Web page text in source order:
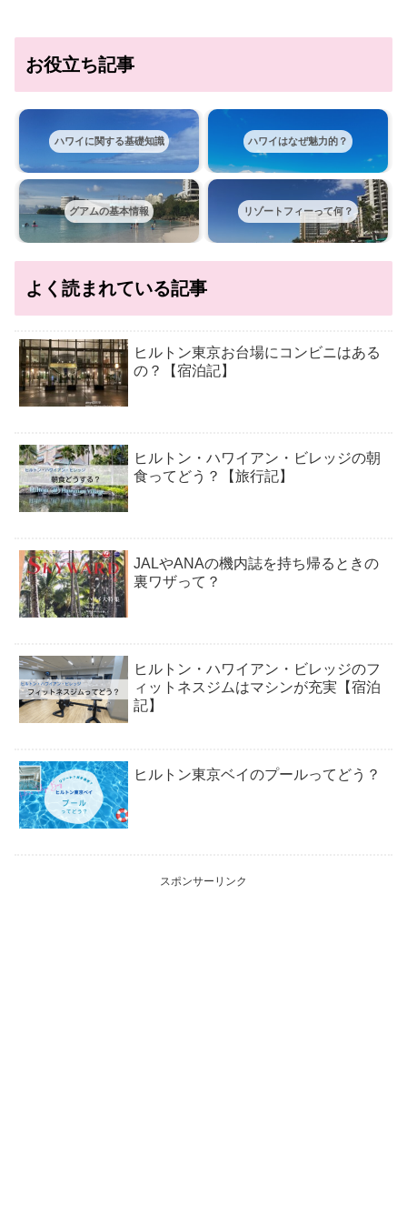
お役立ち記事
ハワイに関する基礎知識 ハワイはなぜ魅力的？
グアムの基本情報 リゾートフィーって何？
よく読まれている記事
ヒルトン東京お台場にコンビニはある
の？【宿泊記】
ヒルトン・ハワイアン・ビレッジの朝
食ってどう？【旅行記】
JALやANAの機内誌を持ち帰るときの
裏ワザって？
ヒルトン・ハワイアン・ビレッジのフ
ィットネスジムはマシンが充実【宿泊
記】
ヒルトン東京ベイのプールってどう？
スポンサーリンク